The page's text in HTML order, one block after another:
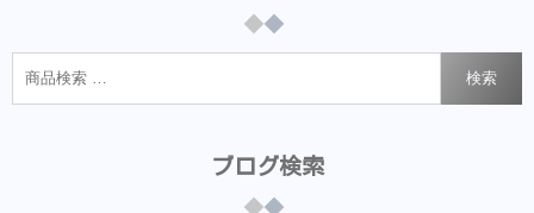
検索
ブログ検索